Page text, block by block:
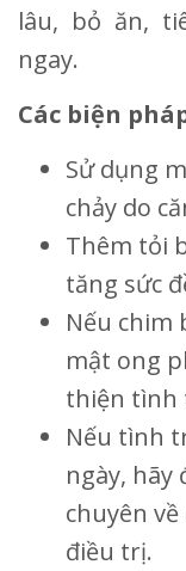
lâu, bỏ ăn,
ngay.
Các biện
Sử dụng
chảy do
Thêm tỏi
tăng sức
Nếu chim
mật ong
thiện tình
Nếu tình
ngày, hãy
chuyên
điều trị.